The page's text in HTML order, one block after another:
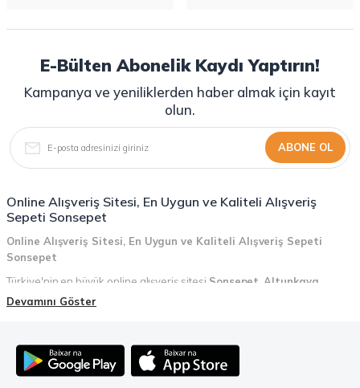
E-Bülten Abonelik Kaydı Yaptırın!
Kampanya ve yeniliklerden haber almak için kayıt
olun.
ABONE OL
Online Alışveriş Sitesi, En Uygun ve Kaliteli Alışveriş
Sepeti Sonsepet
Online Alışveriş Sitesi, En Uygun ve Kaliteli Alışveriş Sepeti
Sonsepet
Türkiye'nin en büyük online alışveriş sitesi Sonsepet Altunkaya
Holdinggüvencesiyle hizmet vermektedir! Sonsepet, online alışveriş
teslimat ve güvenli ödeme seçenekleriyle, alışveriş yaparken
zamanınızı ve paranızı en verimli şekilde kullanırsınız.
Devamını Göster